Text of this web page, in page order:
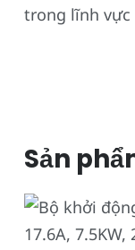
trong lĩnh vực
Sản